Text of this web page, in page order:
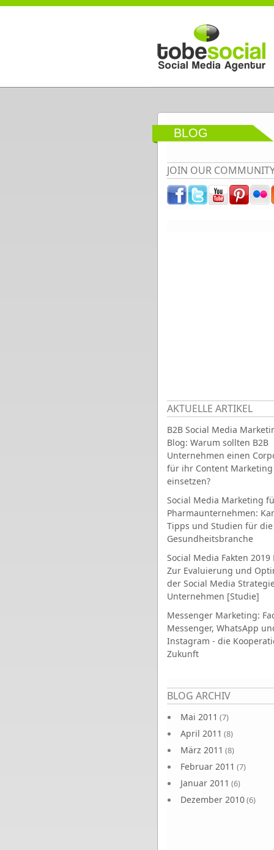
Direkt zum Inhalt
BLOG
JOIN OUR
AKTUELLE ARTIKEL
B2B Social Media
Blog: Warum sollten B2B
Unternehmen einen
für ihr Content Marketing
einsetzen?
Social Media Marketing
Pharmaunternehmen:
Tipps und Studien für die
Gesundheitsbranche
Social Media Fakten 2019
Zur Evaluierung und
der Social Media
Unternehmen [Studie]
Messenger Marketing:
Messenger, WhatsApp
Instagram - die
Zukunft
BLOG ARCHIV
Mai 2011 (7)
April 2011 (8)
März 2011 (8)
Februar 2011 (7)
Januar 2011 (6)
Dezember 2010(6)
Seiten